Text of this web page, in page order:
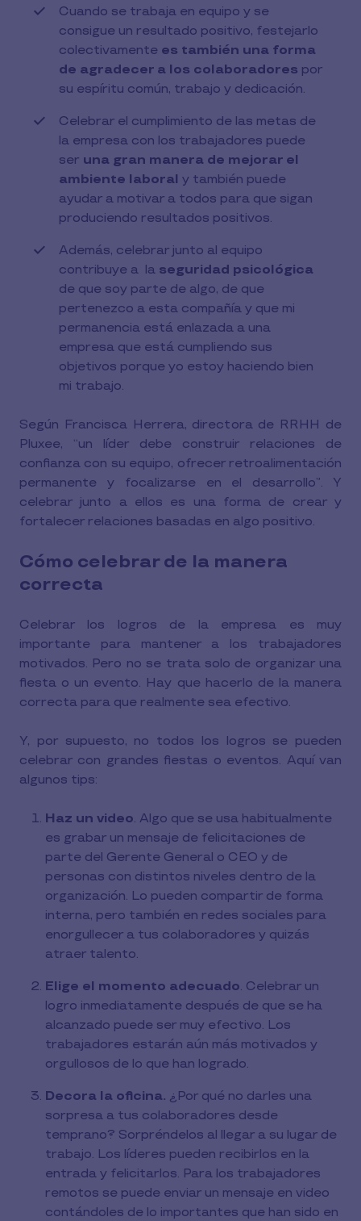
Cuando se trabaja en equipo y se
consigue un resultado positivo, festejarlo
colectivamente es también una forma
de agradecer a los colaboradores por
su espíritu común, trabajo y dedicación.
Celebrar el cumplimiento de las metas de
la empresa con los trabajadores puede
ser una gran manera de mejorar el
ambiente laboral y también puede
ayudar a motivar a todos para que sigan
produciendo resultados positivos.
Además, celebrar junto al equipo
contribuye a la seguridad psicológica
de que soy parte de algo, de que
pertenezco a esta compañía y que mi
permanencia está enlazada a una
empresa que está cumpliendo sus
objetivos porque yo estoy haciendo bien
mi trabajo.
Según Francisca Herrera, directora de RRHH de
Pluxee, “un líder debe construir relaciones de
confianza con su equipo, ofrecer retroalimentación
permanente y focalizarse en el desarrollo”. Y
celebrar junto a ellos es una forma de crear y
fortalecer relaciones basadas en algo positivo.
Cómo celebrar de la manera
correcta
Celebrar los logros de la empresa es muy
importante para mantener a los trabajadores
motivados. Pero no se trata solo de organizar una
fiesta o un evento. Hay que hacerlo de la manera
correcta para que realmente sea efectivo.
Y, por supuesto, no todos los logros se pueden
celebrar con grandes fiestas o eventos. Aquí van
algunos tips:
Haz un video. Algo que se usa habitualmente
es grabar un mensaje de felicitaciones de
parte del Gerente General o CEO y de
personas con distintos niveles dentro de la
organización. Lo pueden compartir de forma
interna, pero también en redes sociales para
enorgullecer a tus colaboradores y quizás
atraer talento.
Elige el momento adecuado. Celebrar un
logro inmediatamente después de que se ha
alcanzado puede ser muy efectivo. Los
trabajadores estarán aún más motivados y
orgullosos de lo que han logrado.
Decora la oficina. ¿Por qué no darles una
sorpresa a tus colaboradores desde
temprano? Sorpréndelos al llegar a su lugar de
trabajo. Los líderes pueden recibirlos en la
entrada y felicitarlos. Para los trabajadores
remotos se puede enviar un mensaje en video
contándoles de lo importantes que han sido en